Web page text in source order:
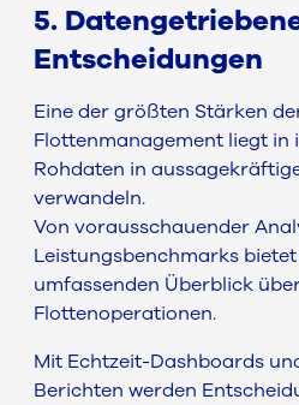
5.
Entscheidungen
Eine der größten Stärken
Flottenmanagement liegt in
Rohdaten in
verwandeln.
Von vorausschauender
Leistungsbenchmarks
umfassenden Überblick
Flottenoperationen.
Mit Echtzeit-Dashboards
Berichten werden